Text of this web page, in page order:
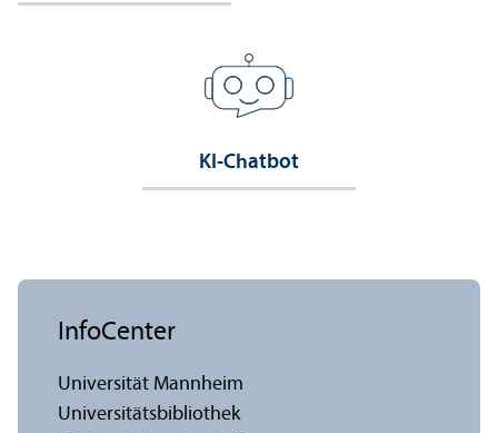
KI-Chatbot
InfoCenter
Universität Mannheim
Universitäts­bibliothek